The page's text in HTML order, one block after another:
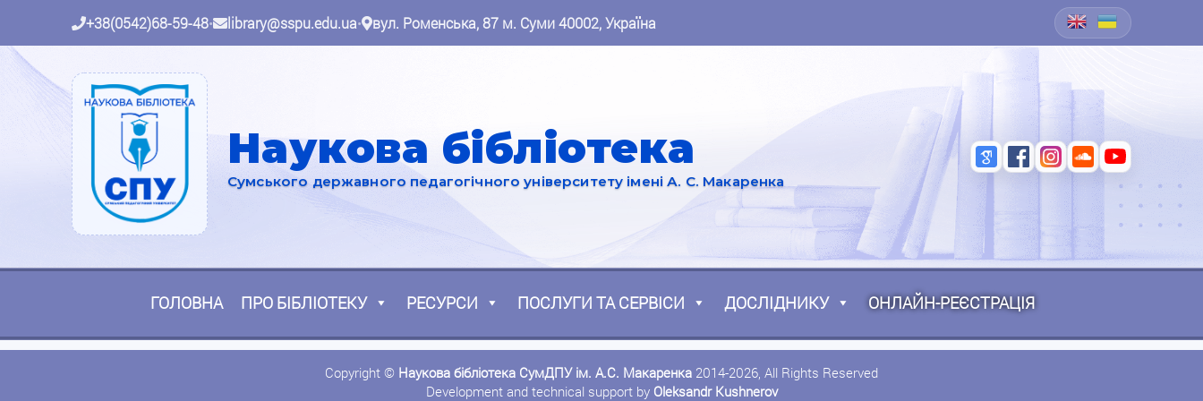
+38(0542)68-59-48• library@sspu.edu.ua• вул. Роменська, 87 м. Суми 40002, Україна
Наукова бібліотека
Сумського державного педагогічного університету імені А. С. Макаренка
ГОЛОВНА ПРО БІБЛІОТЕКУ РЕСУРСИ ПОСЛУГИ ТА СЕРВІСИ ДОСЛІДНИКУ ОНЛАЙН-РЕЄСТРАЦІЯ
Copyright © Наукова бібліотека СумДПУ ім. А.С. Макаренка 2014-2026, All Rights Reserved
Development and technical support by Oleksandr Kushnerov